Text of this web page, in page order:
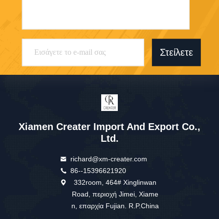
Στείλετε
Xiamen Creater Import And Export Co.,
Ltd.
richard@xm-creater.com
86--15396621920
332room, 464# Xinglinwan
Road, περιοχή Jimei, Xiame
n, επαρχία Fujian. R.P.China